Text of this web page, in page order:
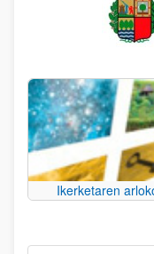
Ikerketaren